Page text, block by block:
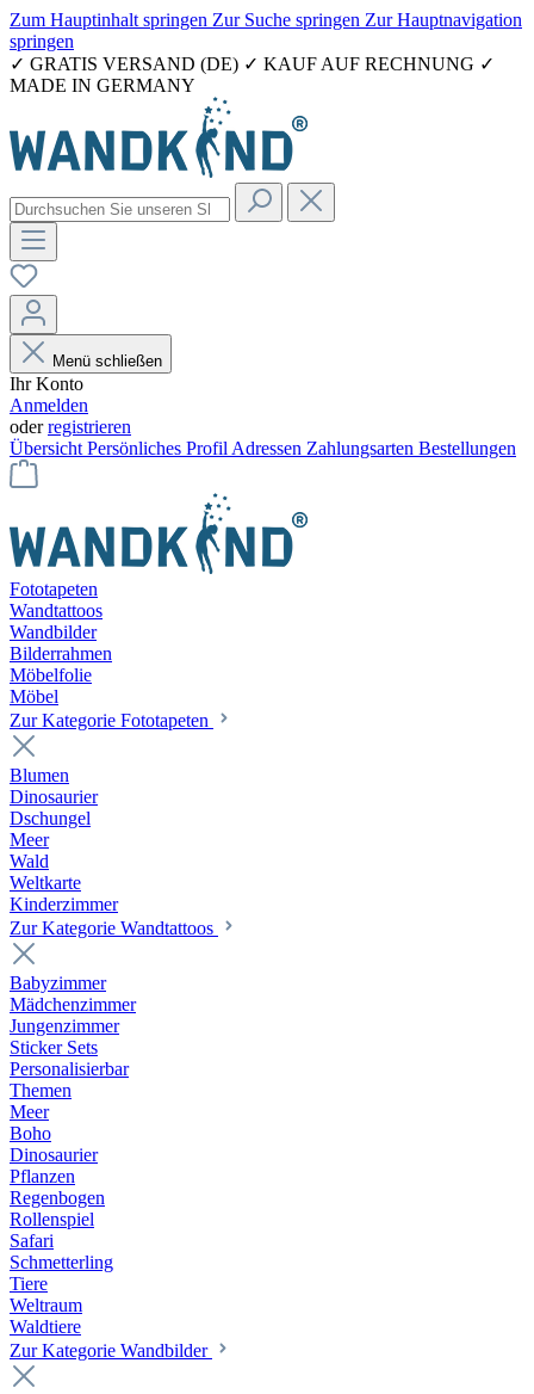
Zum Hauptinhalt springen Zur Suche springen Zur Hauptnavigation
springen
✓ GRATIS VERSAND (DE) ✓ KAUF AUF RECHNUNG ✓
MADE IN GERMANY
Menü schließen
Ihr Konto
Anmelden
oderregistrieren
Übersicht Persönliches Profil Adressen Zahlungsarten Bestellungen
Fototapeten
Wandtattoos
Wandbilder
Bilderrahmen
Möbelfolie
Möbel
Zur Kategorie Fototapeten
Blumen
Dinosaurier
Dschungel
Meer
Wald
Weltkarte
Kinderzimmer
Zur Kategorie Wandtattoos
Babyzimmer
Mädchenzimmer
Jungenzimmer
Sticker Sets
Personalisierbar
Themen
Meer
Boho
Dinosaurier
Pflanzen
Regenbogen
Rollenspiel
Safari
Schmetterling
Tiere
Weltraum
Waldtiere
Zur Kategorie Wandbilder